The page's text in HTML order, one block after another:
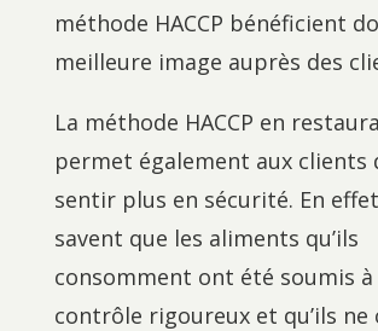
méthode HACCP bénéficient
meilleure image auprès des
La méthode HACCP en
permet également aux clients
sentir plus en sécurité. En
savent que les aliments qu’ils
consomment ont été soumis à
contrôle rigoureux et qu’ils ne